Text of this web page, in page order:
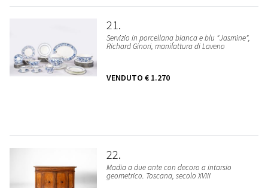
21
Servizio in porcellana bianca e blu "Jasmine",
Richard Ginori, manifattura di Laveno
VENDUTO € 1.270
22
Madia a due ante con decoro a intarsio
geometrico. Toscana, secolo XVIII